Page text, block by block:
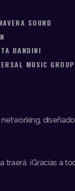
SOUND
BANDINI
MUSIC GROUP
¡Gracias a